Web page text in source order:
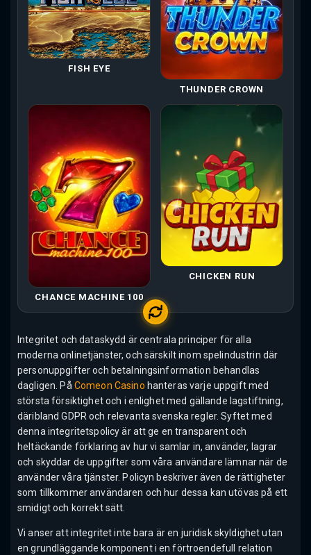
FISH EYE
THUNDER CROWN
CHANCE MACHINE 100
CHICKEN RUN
Integritet och dataskydd är centrala principer för alla
moderna onlinetjänster, och särskilt inom spelindustrin där
personuppgifter och betalningsinformation behandlas
dagligen. PåComeon Casino hanteras varje uppgift med
största försiktighet och i enlighet med gällande lagstiftning,
däribland GDPR och relevanta svenska regler. Syftet med
denna integritetspolicy är att ge en transparent och
heltäckande förklaring av hur vi samlar in, använder, lagrar
och skyddar de uppgifter som våra användare lämnar när de
använder våra tjänster. Policyn beskriver även de rättigheter
som tillkommer användaren och hur dessa kan utövas på ett
smidigt och korrekt sätt.
Vi anser att integritet inte bara är en juridisk skyldighet utan
en grundläggande komponent i en förtroendefull relation